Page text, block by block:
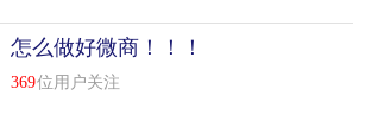
怎么做好微商！！！
369位用户关注